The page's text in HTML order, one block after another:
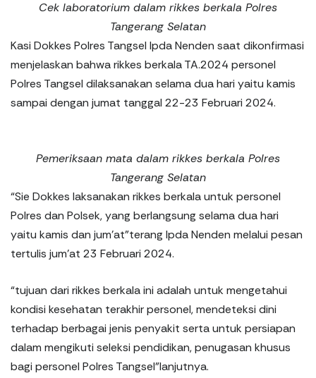
Cek laboratorium dalam rikkes berkala Polres
Tangerang Selatan
Kasi Dokkes Polres Tangsel Ipda Nenden saat dikonfirmasi
menjelaskan bahwa rikkes berkala TA.2024 personel
Polres Tangsel dilaksanakan selama dua hari yaitu kamis
sampai dengan jumat tanggal 22-23 Februari 2024.
Pemeriksaan mata dalam rikkes berkala Polres
Tangerang Selatan
“Sie Dokkes laksanakan rikkes berkala untuk personel
Polres dan Polsek, yang berlangsung selama dua hari
yaitu kamis dan jum’at”terang Ipda Nenden melalui pesan
tertulis jum’at 23 Februari 2024.
“tujuan dari rikkes berkala ini adalah untuk mengetahui
kondisi kesehatan terakhir personel, mendeteksi dini
terhadap berbagai jenis penyakit serta untuk persiapan
dalam mengikuti seleksi pendidikan, penugasan khusus
bagi personel Polres Tangsel”lanjutnya.